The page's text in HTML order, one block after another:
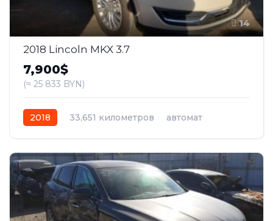
14
2018 Lincoln MKX 3.7
7,900$
(≈ 25 833 BYN)
2018 33,651 километров
автомат